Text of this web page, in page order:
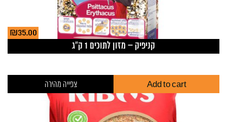
קניפיק – מזון לתוכים 1 ק”ג
₪35.00
Add to cart צפייה מהירה